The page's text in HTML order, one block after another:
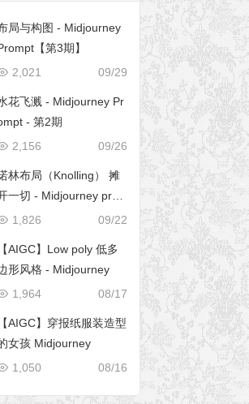
局与构图 - Midjourney
【第3期】
09/29
2,021
花飞溅 - Midjourney Pr
- 第2期
09/26
2,156
林布局（Knolling） 摊
一切 - Midjourney pro
09/22
1,826
【AIGC】Low poly 低多
形风格 - Midjourney
08/17
1,964
【AIGC】穿报纸服装造型
女孩 Midjourney
08/16
1,050